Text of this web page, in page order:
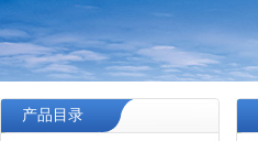
产品目录